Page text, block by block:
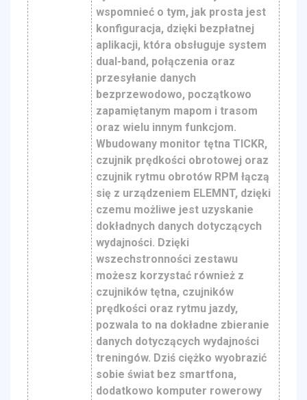
wspomnieć o tym, jak prosta jest
konfiguracja, dzięki bezpłatnej
aplikacji, która obsługuje system
dual-band, połączenia oraz
przesyłanie danych
bezprzewodowo, początkowo
zapamiętanym mapom i trasom
oraz wielu innym funkcjom.
Wbudowany monitor tętna TICKR,
czujnik prędkości obrotowej oraz
czujnik rytmu obrotów RPM łączą
się z urządzeniem ELEMNT, dzięki
czemu możliwe jest uzyskanie
dokładnych danych dotyczących
wydajności. Dzięki
wszechstronności zestawu
możesz korzystać również z
czujników tętna, czujników
prędkości oraz rytmu jazdy,
pozwala to na dokładne zbieranie
danych dotyczących wydajności
treningów. Dziś ciężko wyobrazić
sobie świat bez smartfona,
dodatkowo komputer rowerowy